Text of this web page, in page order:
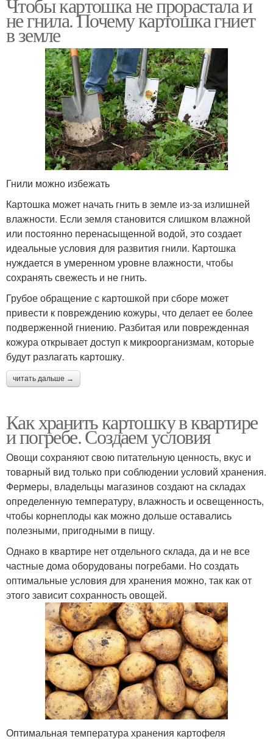
не гнила. Почему картошка гниет
в земле
Гнили можно избежать
Картошка может начать гнить в земле из-за излишней
влажности. Если земля становится слишком влажной
или постоянно перенасыщенной водой, это создает
идеальные условия для развития гнили. Картошка
нуждается в умеренном уровне влажности, чтобы
сохранять свежесть и не гнить.
Грубое обращение с картошкой при сборе может
привести к повреждению кожуры, что делает ее более
подверженной гниению. Разбитая или поврежденная
кожура открывает доступ к микроорганизмам, которые
будут разлагать картошку.
читать дальше →
Как хранить картошку в квартире
и погребе. Создаем условия
Овощи сохраняют свою питательную ценность, вкус и
товарный вид только при соблюдении условий хранения.
Фермеры, владельцы магазинов создают на складах
определенную температуру, влажность и освещенность,
чтобы корнеплоды как можно дольше оставались
полезными, пригодными в пищу.
Однако в квартире нет отдельного склада, да и не все
частные дома оборудованы погребами. Но создать
оптимальные условия для хранения можно, так как от
этого зависит сохранность овощей.
Оптимальная температура хранения картофеля